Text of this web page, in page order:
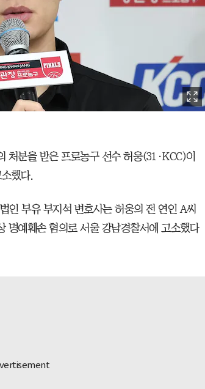
처분을 받은 프로농구 선수 허웅(31·KCC)이
했다.
인 부유 부지석 변호사는 허웅의 전 연인 A씨
명예훼손 혐의로 서울 강남경찰서에 고소했다